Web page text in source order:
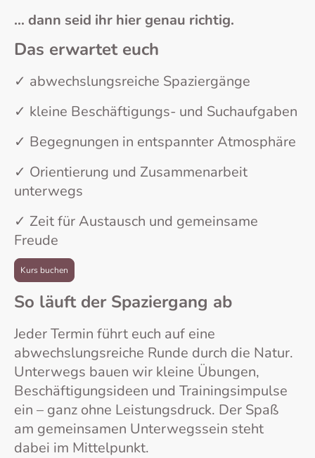
… dann seid ihr hier genau richtig.
Das erwartet euch
✓ abwechslungsreiche Spaziergänge
✓ kleine Beschäftigungs- und Suchaufgaben
✓ Begegnungen in entspannter Atmosphäre
✓ Orientierung und Zusammenarbeit
unterwegs
✓ Zeit für Austausch und gemeinsame
Freude
So läuft der Spaziergang ab
Jeder Termin führt euch auf eine
abwechslungsreiche Runde durch die Natur.
Unterwegs bauen wir kleine Übungen,
Beschäftigungsideen und Trainingsimpulse
ein – ganz ohne Leistungsdruck. Der Spaß
am gemeinsamen Unterwegssein steht
dabei im Mittelpunkt.
Kurs buchen